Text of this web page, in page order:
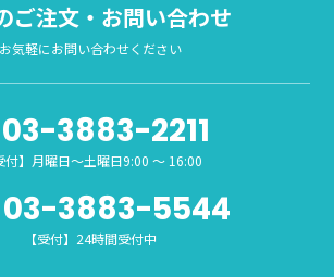
ご注文・お問い合わせ
お気軽にお問い合わせください
03-3883-2211
付】月曜日～土曜日9:00 ～ 16:00
03-3883-5544
【受付】24時間受付中